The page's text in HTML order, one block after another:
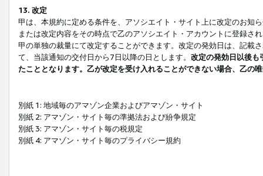
13. 改定
甲は、本規約に定める条件を、アソシエイト・サイト上に改定のお知
または改定内容をその時点で乙のアソシエイト・アカウントに登録さ
甲の単独の裁量にて改定することができます。改定の発効日は、記載
て、当該通知の交付日から7日以降の日とします。 改定の発効日以後も
たこととなります。乙が改定を受け入れることができない場合、乙の
別紙 1: 地域毎のアマゾン企業およびアマゾン・サイト
別紙 2: アマゾン・サイト毎の準拠法および紛争規定
別紙 3: アマゾン・サイト毎の税規定
別紙 4: アマゾン・サイト毎のプライバシー規約